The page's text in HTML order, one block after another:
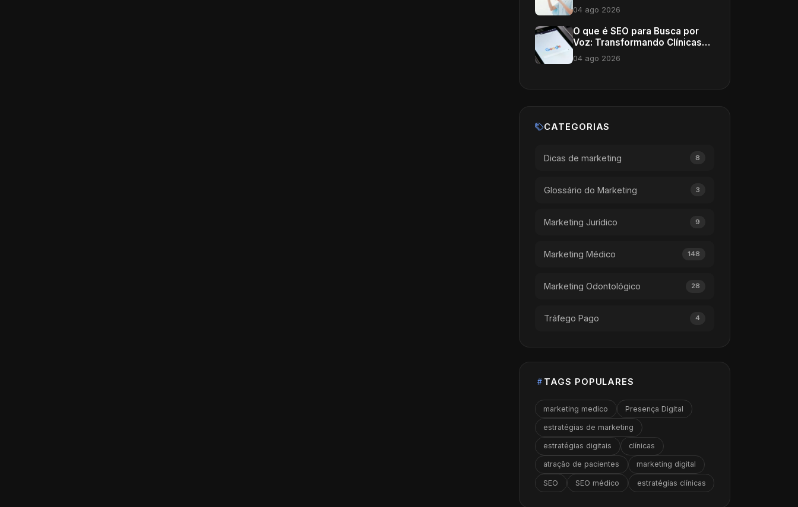
04 ago 2026
O que é SEO para Busca por
Voz: Transformando Clínicas
Médicas
04 ago 2026
CATEGORIAS
Dicas de marketing 8
Glossário do Marketing 3
Marketing Jurídico 9
Marketing Médico 148
Marketing Odontológico 28
Tráfego Pago 4
TAGS POPULARES
marketing medico Presença Digital
estratégias de marketing
estratégias digitais clínicas
atração de pacientes marketing digital
SEO SEO médico estratégias clínicas